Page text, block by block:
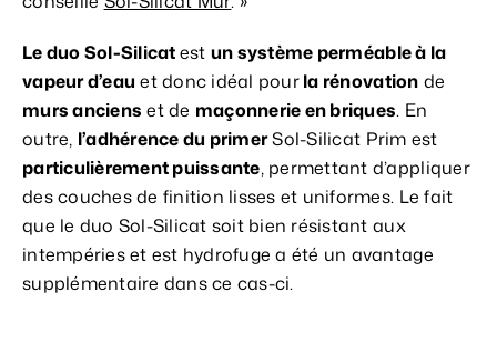
Le duo Sol-Silicatest un système perméable à la
vapeur d’eau et donc idéal pourla rénovation de
murs anciens et de maçonnerie en briques. En
outre, l’adhérence du primerSol-Silicat Prim est
particulièrement puissante, permettant d’appliquer
des couches de finition lisses et uniformes. Le fait
que le duo Sol-Silicat soit bien résistant aux
intempéries et est hydrofuge a été un avantage
supplémentaire dans ce cas-ci.